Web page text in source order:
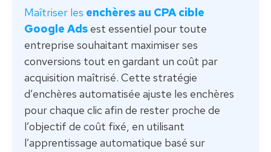
Maîtriser les enchères au CPA cible
Google Ads est essentiel pour toute
entreprise souhaitant maximiser ses
conversions tout en gardant un coût par
acquisition maîtrisé. Cette stratégie
d’enchères automatisée ajuste les enchères
pour chaque clic afin de rester proche de
l’objectif de coût fixé, en utilisant
l’apprentissage automatique basé sur